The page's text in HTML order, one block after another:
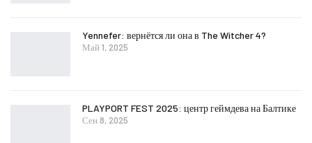
Yennefer: вернётся ли она в The Witcher 4?
Май 1, 2025
PLAYPORT FEST 2025: центр геймдева на Балтике
Сен 8, 2025